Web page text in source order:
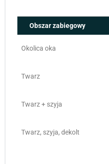
Obszar zabiegowy
Okolica oka
Twarz
Twarz + szyja
Twarz, szyja, dekolt